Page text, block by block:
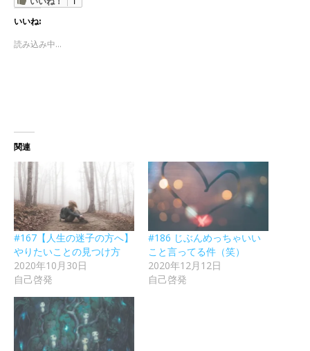
いいね:
読み込み中...
関連
#167【人生の迷子の方へ】
やりたいことの見つけ方
2020年10月30日
自己啓発
#186 じぶんめっちゃいい
こと言ってる件（笑）
2020年12月12日
自己啓発